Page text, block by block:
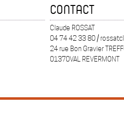
CONTACT
Claude ROSSAT
04 74 42 33 80 /
24 rue Bon Gravier
01370VAL REVERMONT